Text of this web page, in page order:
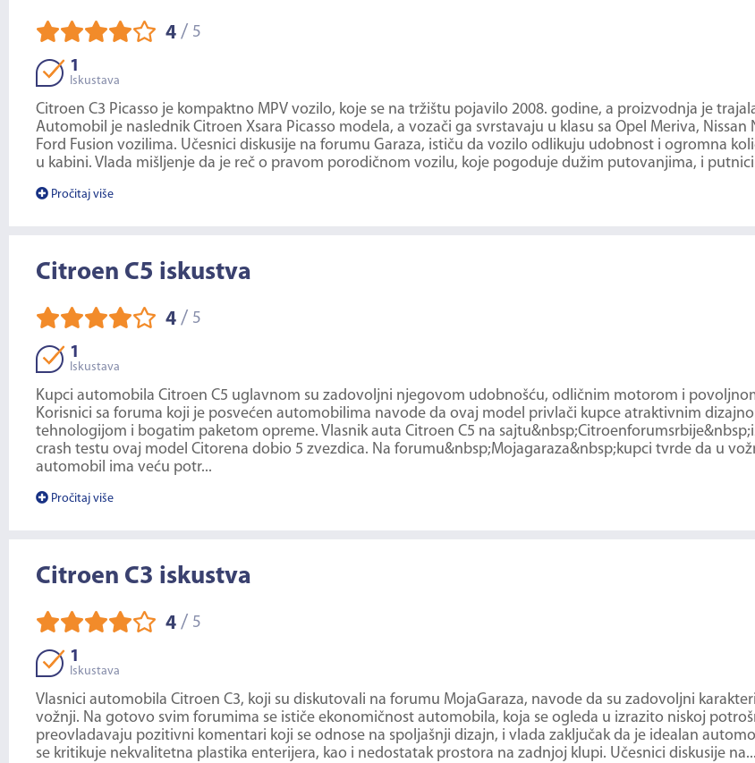
4 / 5
1
Iskustava
Citroen C3 Picasso je kompaktno MPV vozilo, koje se na tržištu pojavilo 2008. godine, a proizvodnja je
Automobil je naslednik Citroen Xsara Picasso modela, a vozači ga svrstavaju u klasu sa Opel Meriva, Nissan
Ford Fusion vozilima. Učesnici diskusije na forumu Garaza, ističu da vozilo odlikuju udobnost i ogromna
u kabini. Vlada mišljenje da je reč o pravom porodičnom vozilu, koje pogoduje dužim putovanjima, i
Pročitaj više
Citroen C5 iskustva
4 / 5
1
Iskustava
Kupci automobila Citroen C5 uglavnom su zadovoljni njegovom udobnošću, odličnim motorom i
Korisnici sa foruma koji je posvećen automobilima navode da ovaj model privlači kupce atraktivnim
tehnologijom i bogatim paketom opreme. Vlasnik auta Citroen C5 na
crash testu ovaj model Citorena dobio 5 zvezdica. Na forumu&nbsp;Mojagaraza&nbsp;kupci tvrde da u
automobil ima veću potr...
Pročitaj više
Citroen C3 iskustva
4 / 5
1
Iskustava
Vlasnici automobila Citroen C3, koji su diskutovali na forumu MojaGaraza, navode da su zadovoljni
vožnji. Na gotovo svim forumima se ističe ekonomičnost automobila, koja se ogleda u izrazito niskoj
preovladavaju pozitivni komentari koji se odnose na spoljašnji dizajn, i vlada zaključak da je idealan
se kritikuje nekvalitetna plastika enterijera, kao i nedostatak prostora na zadnjoj klupi. Učesnici diskusije na...